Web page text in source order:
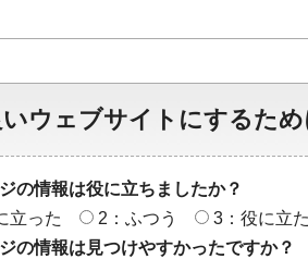
ウェブサイトにするた
の情報は役に立ちましたか？
立った
2：ふつう
3：役に立
の情報は見つけやすかったですか？